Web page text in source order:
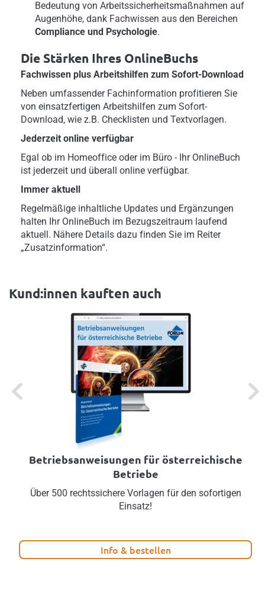
Bedeutung von Arbeitssicherheitsmaßnahmen auf
Augenhöhe, dank Fachwissen aus den Bereichen
Compliance und Psychologie.
Die Stärken Ihres OnlineBuchs
Fachwissen plus Arbeitshilfen zum Sofort-Download
Neben umfassender Fachinformation profitieren Sie
von einsatzfertigen Arbeitshilfen zum Sofort-
Download, wie z.B. Checklisten und Textvorlagen.
Jederzeit online verfügbar
Egal ob im Homeoffice oder im Büro - Ihr OnlineBuch
ist jederzeit und überall online verfügbar.
Immer aktuell
Regelmäßige inhaltliche Updates und Ergänzungen
halten Ihr OnlineBuch im Bezugszeitraum laufend
aktuell. Nähere Details dazu finden Sie im Reiter
„Zusatzinformation“.
Kund:innen kauften auch
Previous Next
Betriebsanweisungen für österreichische
Betriebe
Über 500 rechtssichere Vorlagen für den sofortigen
Einsatz!
Info & bestellen